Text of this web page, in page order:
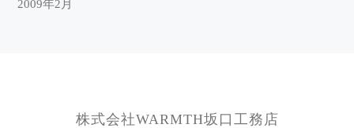
2009年2月
株式会社WARMTH坂口工務店